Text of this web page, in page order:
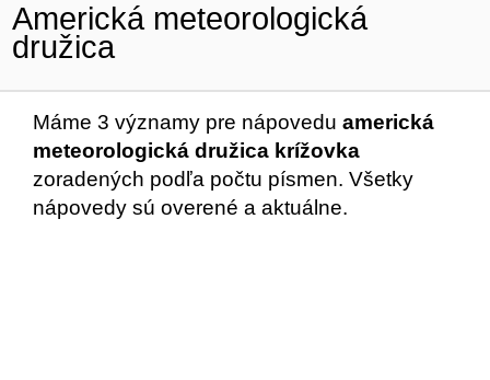
Americká meteorologická
družica
Máme 3 významy pre nápovedu americká
meteorologická družica krížovka
zoradených podľa počtu písmen. Všetky
nápovedy sú overené a aktuálne.